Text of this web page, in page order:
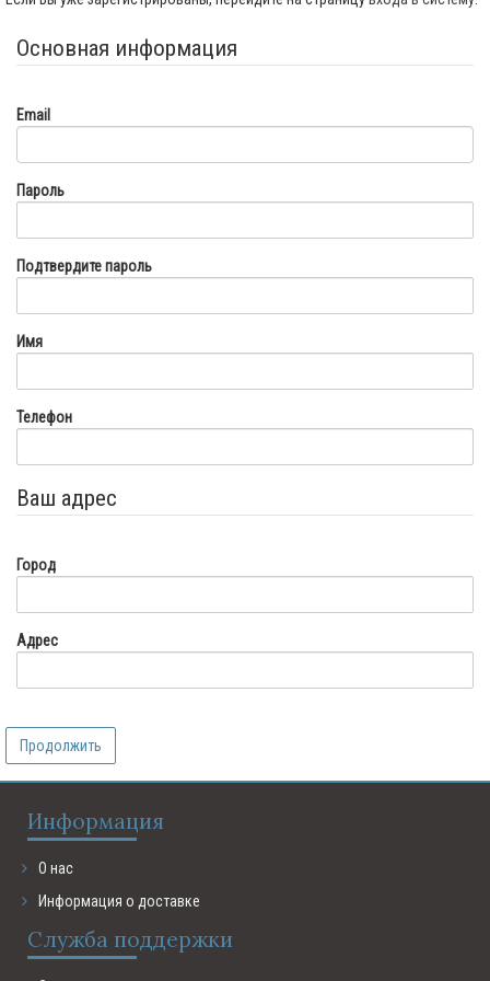
Основная информация
Email
Пароль
Подтвердите пароль
Имя
Телефон
Ваш адрес
Город
Адрес
Продолжить
Информация
О нас
Информация о доставке
Служба поддержки